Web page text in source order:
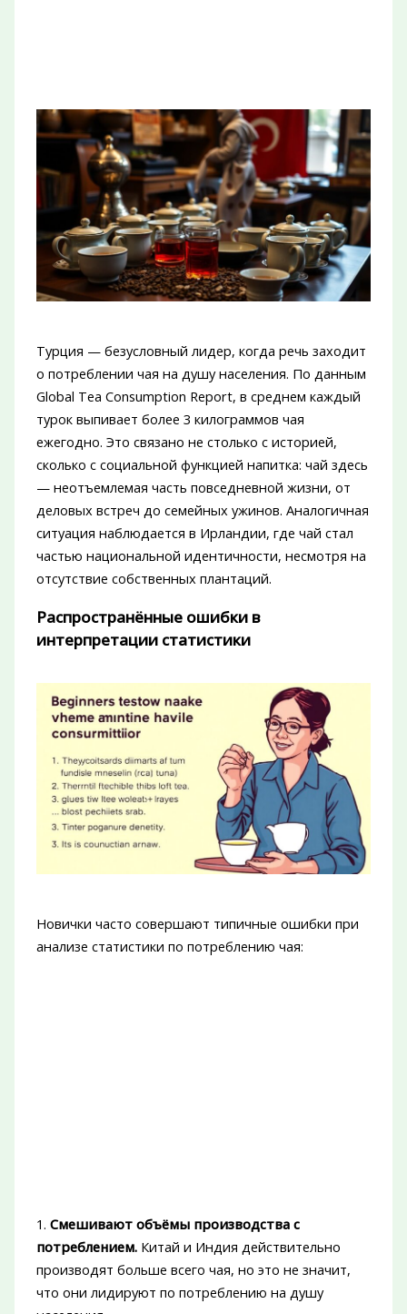
Турция — безусловный лидер, когда речь заходит
о потреблении чая на душу населения. По данным
Global Tea Consumption Report, в среднем каждый
турок выпивает более 3 килограммов чая
ежегодно. Это связано не столько с историей,
сколько с социальной функцией напитка: чай здесь
— неотъемлемая часть повседневной жизни, от
деловых встреч до семейных ужинов. Аналогичная
ситуация наблюдается в Ирландии, где чай стал
частью национальной идентичности, несмотря на
отсутствие собственных плантаций.
Распространённые ошибки в
интерпретации статистики
Новички часто совершают типичные ошибки при
анализе статистики по потреблению чая:
1. Смешивают объёмы производства с
потреблением.Китай и Индия действительно
производят больше всего чая, но это не значит,
что они лидируют по потреблению на душу